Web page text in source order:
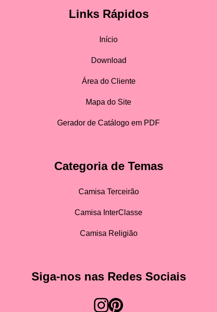
Links Rápidos
Início
Download
Área do Cliente
Mapa do Site
Gerador de Catálogo em PDF
Categoria de Temas
Camisa Terceirão
Camisa InterClasse
Camisa Religião
Siga-nos nas Redes Sociais